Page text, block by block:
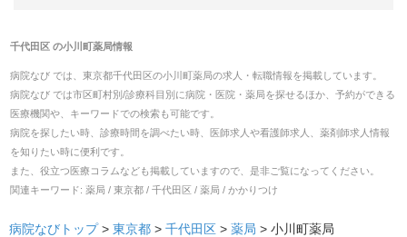
千代田区の小川町薬局情報
病院なび では、 東京都千代田区の小川町薬局の求人・転職情報を掲載しています。
病院なび では市区町村別/診療科目別に病院・医院・薬局を探せるほか、予約ができる
医療機関や、キーワードでの検索も可能です。
病院を探したい時、診療時間を調べたい時、医師求人や看護師求人、薬剤師求人情報
を知りたい時に便利です。
また、役立つ医療コラムなども掲載していますので、是非ご覧になってください。
関連キーワード: 薬局 / 東京都 / 千代田区 / 薬局 / かかりつけ
病院なびトップ > 東京都 > 千代田区 > 薬局 > 小川町薬局